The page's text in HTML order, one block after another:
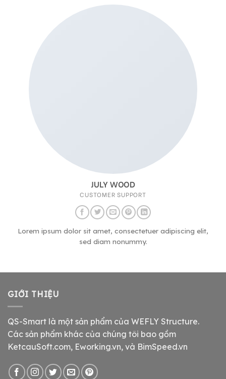
JULY WOOD
CUSTOMER SUPPORT
Lorem ipsum dolor sit amet, consectetuer adipiscing elit,
sed diam nonummy.
GIỚI THIỆU
QS-Smart là một sản phẩm của WEFLY Structure.
Các sản phẩm khác của chúng tôi bao gồm
KetcauSoft.com, Eworking.vn, và BimSpeed.vn